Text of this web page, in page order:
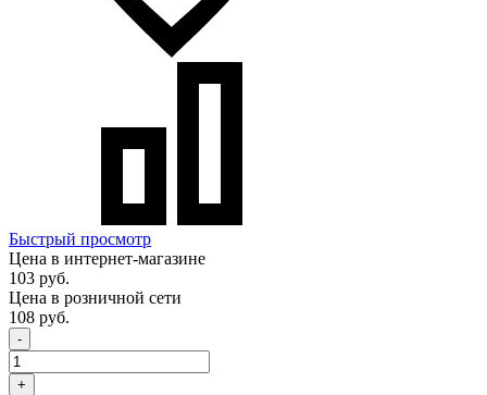
Быстрый просмотр
Цена в интернет-магазине
103 руб.
Цена в розничной сети
108 руб.
-
+